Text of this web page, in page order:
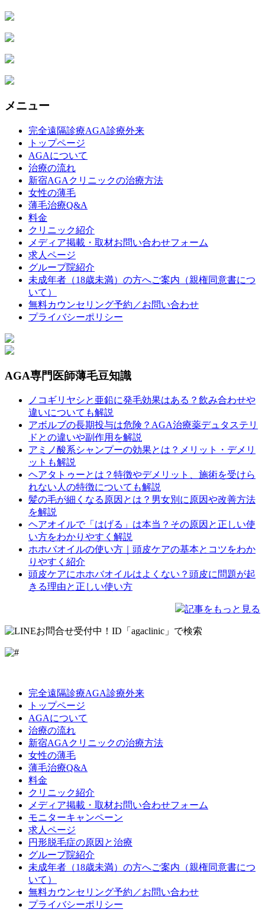
メニュー
完全遠隔診療AGA診療外来
トップページ
AGAについて
治療の流れ
新宿AGAクリニックの治療方法
女性の薄毛
薄毛治療Q&A
料金
クリニック紹介
メディア掲載・取材お問い合わせフォーム
求人ページ
グループ院紹介
未成年者（18歳未満）の方へご案内（親権同意書につ
いて）
無料カウンセリング予約／お問い合わせ
プライバシーポリシー
AGA専門医師薄毛豆知識
ノコギリヤシと亜鉛に発毛効果はある？飲み合わせや
違いについても解説
アボルブの長期投与は危険？AGA治療薬デュタステリ
ドとの違いや副作用を解説
アミノ酸系シャンプーの効果とは？メリット・デメリ
ットも解説
ヘアタトゥーとは？特徴やデメリット、施術を受けら
れない人の特徴についても解説
髪の毛が細くなる原因とは？男女別に原因や改善方法
を解説
ヘアオイルで「はげる」は本当？その原因と正しい使
い方をわかりやすく解説
ホホバオイルの使い方｜頭皮ケアの基本とコツをわか
りやすく紹介
頭皮ケアにホホバオイルはよくない？頭皮に問題が起
きる理由と正しい使い方
記事をもっと見る
完全遠隔診療AGA診療外来
トップページ
AGAについて
治療の流れ
新宿AGAクリニックの治療方法
女性の薄毛
薄毛治療Q&A
料金
クリニック紹介
メディア掲載・取材お問い合わせフォーム
モニターキャンペーン
求人ページ
円形脱毛症の原因と治療
グループ院紹介
未成年者（18歳未満）の方へご案内（親権同意書につ
いて）
無料カウンセリング予約／お問い合わせ
プライバシーポリシー